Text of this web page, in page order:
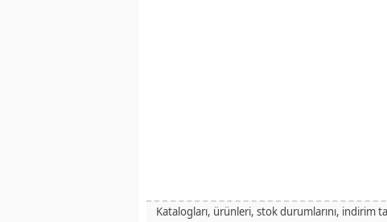
Katalogları, ürünleri, stok durumlarını,